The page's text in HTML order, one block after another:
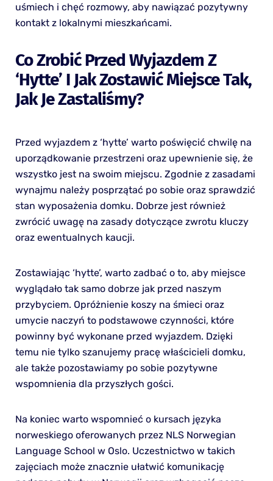
uśmiech i chęć rozmowy, aby nawiązać pozytywny
kontakt z lokalnymi mieszkańcami.
Co Zrobić Przed Wyjazdem Z
‘hytte’ I Jak Zostawić Miejsce Tak,
Jak Je Zastaliśmy?
Przed wyjazdem z ‘hytte’ warto poświęcić chwilę na
uporządkowanie przestrzeni oraz upewnienie się, że
wszystko jest na swoim miejscu. Zgodnie z zasadami
wynajmu należy posprzątać po sobie oraz sprawdzić
stan wyposażenia domku. Dobrze jest również
zwrócić uwagę na zasady dotyczące zwrotu kluczy
oraz ewentualnych kaucji.
Zostawiając ‘hytte’, warto zadbać o to, aby miejsce
wyglądało tak samo dobrze jak przed naszym
przybyciem. Opróżnienie koszy na śmieci oraz
umycie naczyń to podstawowe czynności, które
powinny być wykonane przed wyjazdem. Dzięki
temu nie tylko szanujemy pracę właścicieli domku,
ale także pozostawiamy po sobie pozytywne
wspomnienia dla przyszłych gości.
Na koniec warto wspomnieć o kursach języka
norweskiego oferowanych przez NLS Norwegian
Language School w Oslo. Uczestnictwo w takich
zajęciach może znacznie ułatwić komunikację